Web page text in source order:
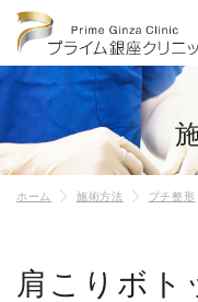
ホーム 施術方法 プチ整形
肩こりボト